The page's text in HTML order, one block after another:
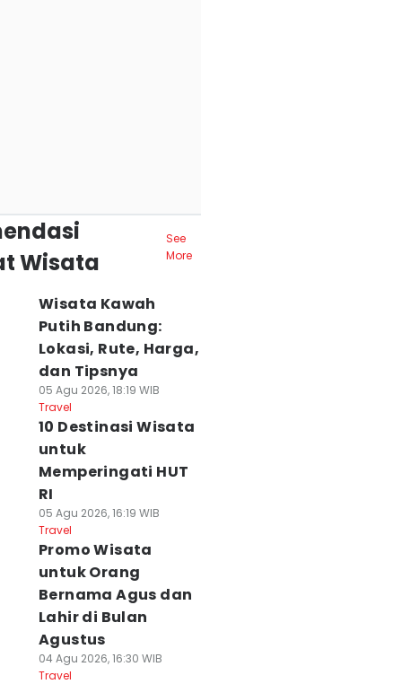
Wisata
See
More
Wisata Kawah
Putih Bandung:
Lokasi, Rute, Harga,
dan Tipsnya
05 Agu 2026, 18:19 WIB
Travel
10 Destinasi Wisata
untuk
Memperingati HUT
RI
05 Agu 2026, 16:19 WIB
Travel
Promo Wisata
untuk Orang
Bernama Agus dan
Lahir di Bulan
Agustus
04 Agu 2026, 16:30 WIB
Travel